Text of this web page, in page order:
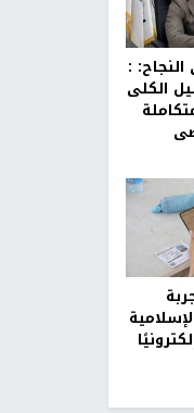
:
الكلى